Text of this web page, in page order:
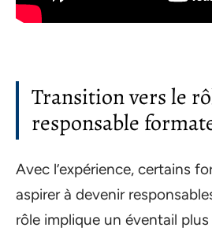
Transition vers le
responsable
Avec l’expérience, certains
aspirer à devenir
rôle implique un éventail